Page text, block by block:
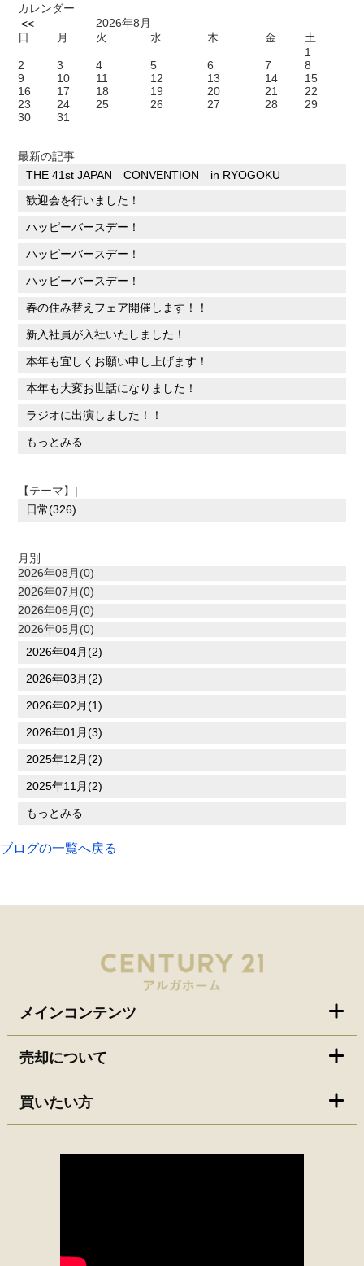
カレンダー
<<
2026年8月
日
月 火 水 木 金
土
1
2
3 4 5 6 7
8
9
10 11 12 13 14
15
16
17 18 19 20 21
22
23
24 25 26 27 28
29
30
31
最新の記事
THE 41st JAPAN CONVENTION in RYOGOKU
歓迎会を行いました！
ハッピーバースデー！
ハッピーバースデー！
ハッピーバースデー！
春の住み替えフェア開催します！！
新入社員が入社いたしました！
本年も宜しくお願い申し上げます！
本年も大変お世話になりました！
ラジオに出演しました！！
もっとみる
【テーマ】|
日常(326)
月別
2026年08月(0)
2026年07月(0)
2026年06月(0)
2026年05月(0)
2026年04月(2)
2026年03月(2)
2026年02月(1)
2026年01月(3)
2025年12月(2)
2025年11月(2)
もっとみる
ブログの一覧へ戻る
メインコンテンツ
売却について
買いたい方